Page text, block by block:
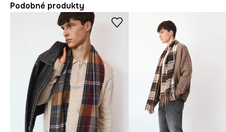
Podobné produkty